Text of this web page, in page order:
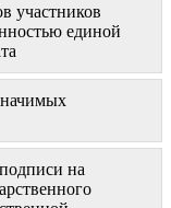
участников
единой
на